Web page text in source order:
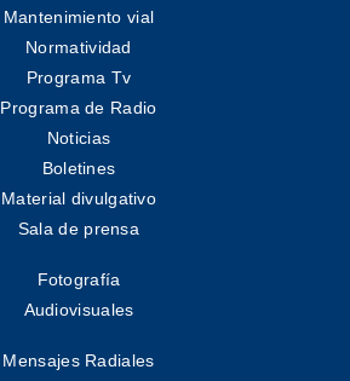
Mantenimiento vial
Normatividad
Programa Tv
Programa de Radio
Noticias
Boletines
Material divulgativo
Sala de prensa
Fotografía
Audiovisuales
Mensajes Radiales